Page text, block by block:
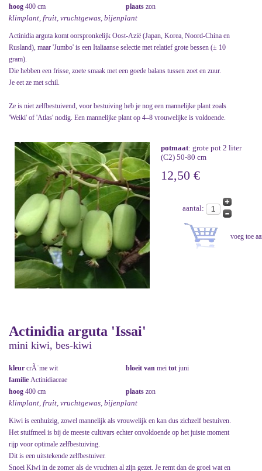
hoog 400 cm plaats zon
klimplant, fruit, vruchtgewas, bijenplant
Actinidia arguta komt oorspronkelijk Oost-Azië (Japan, Korea, Noord-China en
Rusland), maar 'Jumbo' is een Italiaanse selectie met relatief grote bessen (± 10
gram).
Die hebben een frisse, zoete smaak met een goede balans tussen zoet en zuur.
Je eet ze met schil.
Ze is niet zelfbestuivend, voor bestuiving heb je nog een mannelijke plant zoals
'Weiki' of 'Atlas' nodig. Een mannelijke plant op 4–8 vrouwelijke is voldoende.
potmaat: grote pot 2 liter
(C2) 50-80 cm
12,50 €
aantal:
Actinidia arguta 'Issai'
mini kiwi, bes-kiwi
kleur crÃ¨me wit bloeit van mei tot juni
familie Actinidiaceae
hoog 400 cm plaats zon
klimplant, fruit, vruchtgewas, bijenplant
Kiwi is eenhuizig, zowel mannelijk als vrouwelijk en kan dus zichzelf bestuiven.
Het stuifmeel is bij de meeste cultivars echter onvoldoende op het juiste moment
rijp voor optimale zelfbestuiving.
Dit is een uitstekende zelfbestuiver.
Snoei Kiwi in de zomer als de vruchten al zijn gezet. Je remt dan de groei wat en